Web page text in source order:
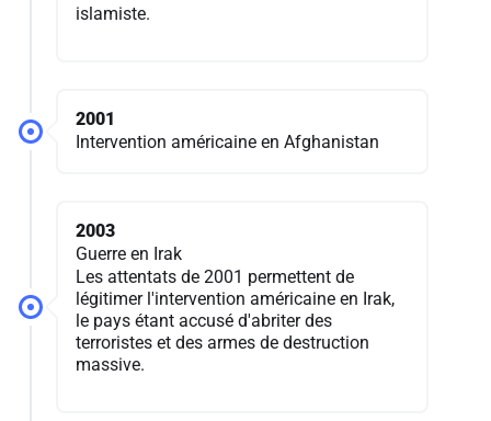
islamiste.
2001
Intervention américaine en Afghanistan
2003
Guerre en Irak
Les attentats de 2001 permettent de
légitimer l'intervention américaine en Irak,
le pays étant accusé d'abriter des
terroristes et des armes de destruction
massive.